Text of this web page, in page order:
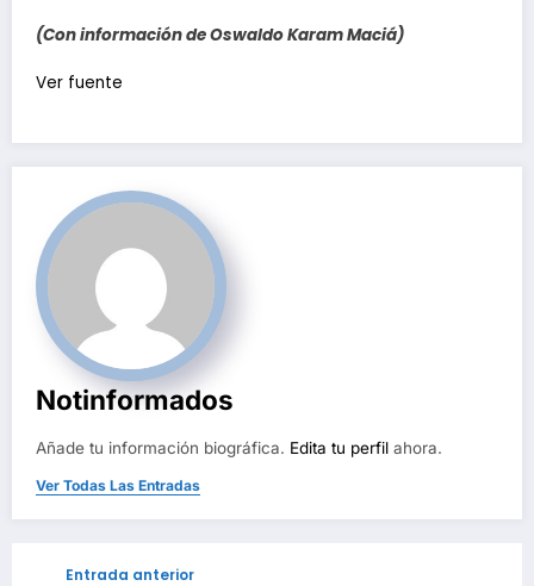
(Con información de Oswaldo Karam Maciá)
Navegación
entradas
Ver fuente
Notinformados
Añade tu información biográfica. Edita tu perfil ahora.
Ver Todas Las Entradas
Entrada anterior